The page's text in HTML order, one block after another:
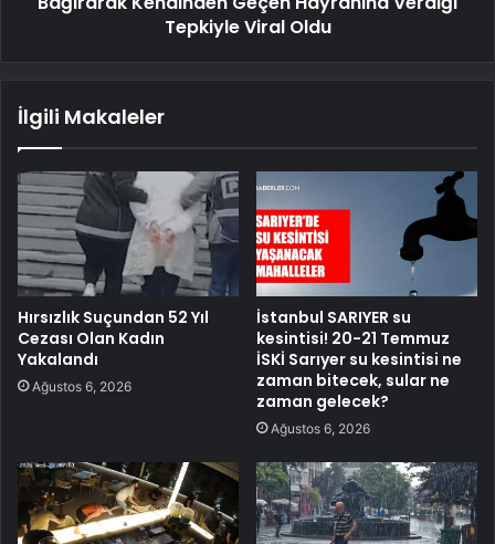
Tepkiyle Viral Oldu
İlgili Makaleler
Hırsızlık Suçundan 52 Yıl
Cezası Olan Kadın
Yakalandı
Ağustos 6, 2026
İstanbul SARIYER su
kesintisi! 20-21 Temmuz
İSKİ Sarıyer su kesintisi ne
zaman bitecek, sular ne
zaman gelecek?
Ağustos 6, 2026